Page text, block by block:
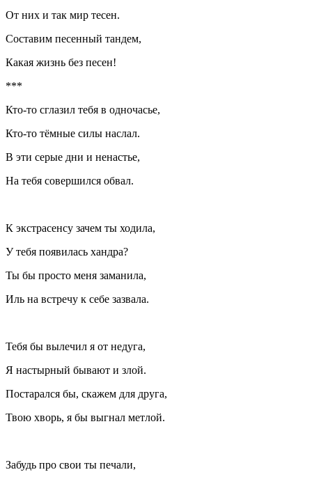
От них и так мир тесен.
Составим песенный тандем,
Какая жизнь без песен!
***
Кто-то сглазил тебя в одночасье,
Кто-то тёмные силы наслал.
В эти серые дни и ненастье,
На тебя совершился обвал.
К экстрасенсу зачем ты ходила,
У тебя появилась хандра?
Ты бы просто меня заманила,
Иль на встречу к себе зазвала.
Тебя бы вылечил я от недуга,
Я настырный бывают и злой.
Постарался бы, скажем для друга,
Твою хворь, я бы выгнал метлой.
Забудь про свои ты печали,